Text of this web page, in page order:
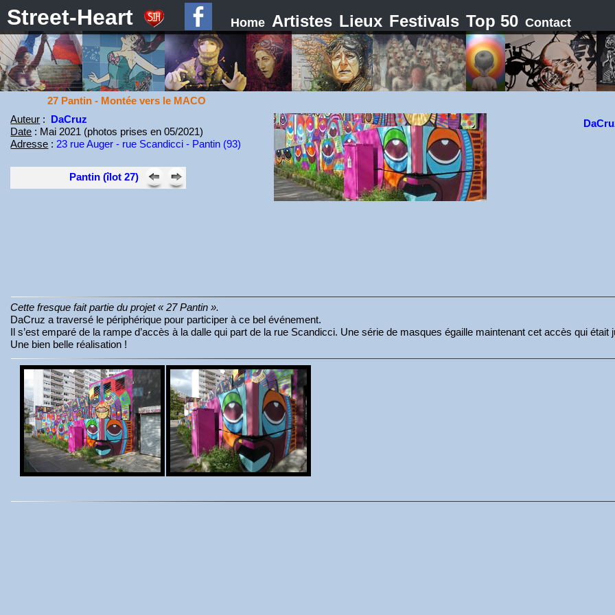
Street-Heart Home Artistes Lieux Festivals Top 50 Contact
27 Pantin - Montée vers le MACO
Auteur : DaCruz
Date : Mai 2021 (photos prises en 05/2021)
Adresse : 23 rue Auger - rue Scandicci - Pantin (93)
Pantin (îlot 27)
Cette fresque fait partie du projet « 27 Pantin ».
DaCruz a traversé le périphérique pour participer à ce bel événement.
Il s’est emparé de la rampe d’accès à la dalle qui part de la rue Scandicci. Une série de masques égaille maintenant cet accès qui
Une bien belle réalisation !